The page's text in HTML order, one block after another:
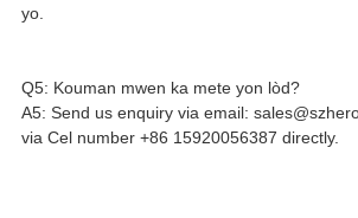
yo.
Q5: Kouman mwen ka mete yon lòd?
A5: Send us enquiry via email:
via Cel number +86 15920056387 directly.